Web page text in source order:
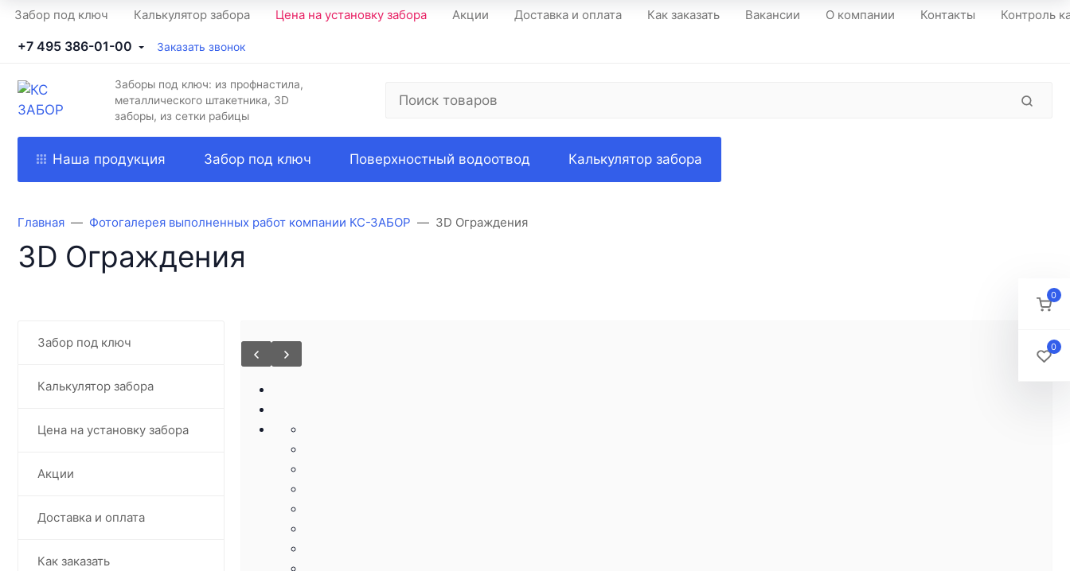
Забор под ключ Калькулятор забора Цена на установку забора Акции Доставка и оплата Как заказать Вакансии О компании Контакты Контроль
+7 495 386-01-00 Заказать звонок
Заборы под ключ: из профнастила,
металлического штакетника, 3D
заборы, из сетки рабицы
Наша продукция Забор под ключ Поверхностный водоотвод Калькулятор забора
Главная Фотогалерея выполненных работ компании КС-ЗАБОР 3D Ограждения
3D Ограждения
Забор под ключ
Калькулятор забора
Цена на установку забора
Акции
Доставка и оплата
Как заказать
0
0